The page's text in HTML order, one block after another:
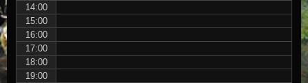
14:00
15:00
16:00
17:00
18:00
19:00